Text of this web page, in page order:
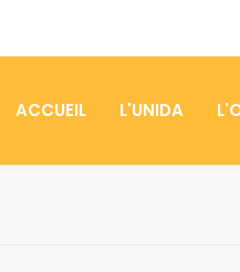
ACCUEIL L'UNIDA